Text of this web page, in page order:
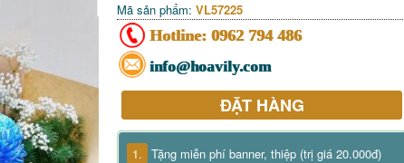
Mã sản phẩm: VL57225
Hotline: 0962 794 486
info@hoavily.com
ĐẶT HÀNG
1. Tặng miễn phí banner, thiệp (trị giá 20.000đ)